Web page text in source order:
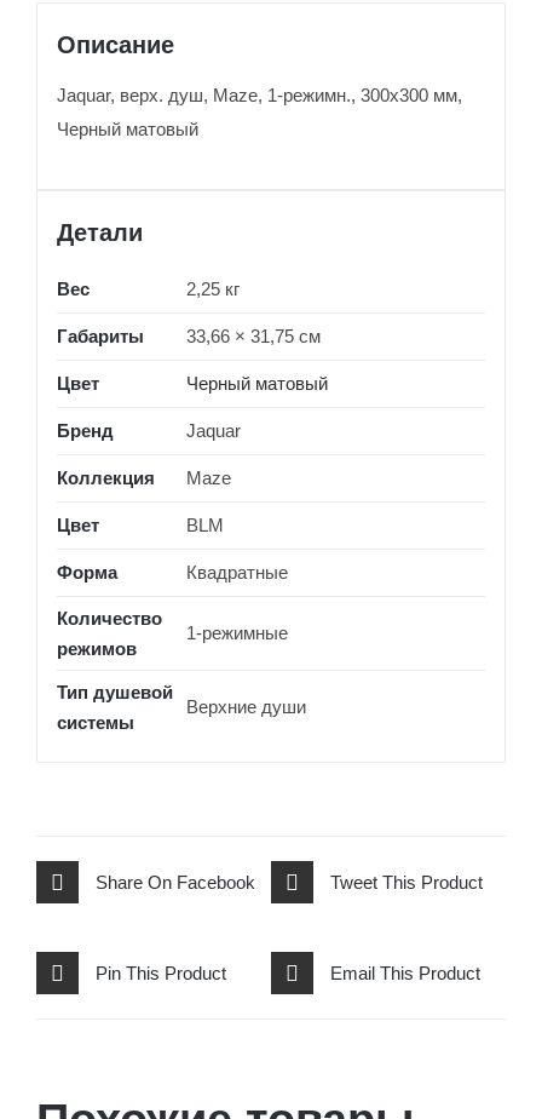
Описание
Jaquar, верх. душ, Maze, 1-режимн., 300х300 мм,
Черный матовый
Детали
Вес 2,25 кг
Габариты 33,66 × 31,75 см
Цвет Черный матовый
Бренд Jaquar
Коллекция Maze
Цвет BLM
Форма Квадратные
Количество
режимов
1-режимные
Тип душевой
системы
Верхние души
Share On Facebook Tweet This Product
Pin This Product Email This Product